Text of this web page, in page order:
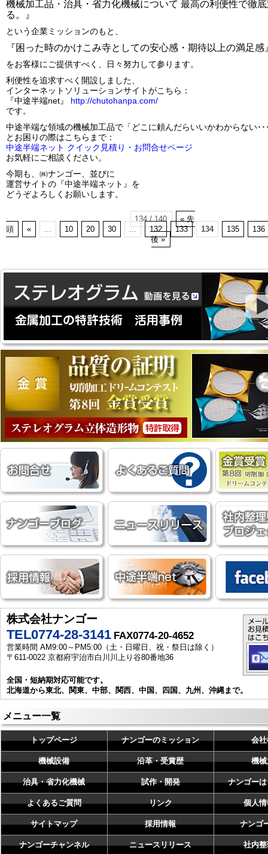
機械加工品・治具・省力化機械について 最高の利便性で徹
る。』
という企業ミッションのもと、
『困った時のかけこみ寺としての安心感・期待以上の満足感
をお客様にご提供すべく、日々努力して参ります。
利便性を追求すべく開設しました、
インターネットソリューションサイトがこちら：
『中途半端net』 http://chutohanpa.com/
です。
中途半端な領域の機械加工品で「どこに頼んだらいいかわからない･･
とお困りの際はこちらまで：
中途半端ネット クイック見積り・お問合せページ
お気軽にご相談ください。
今期も、㈱ナンゴー、並びに
運営サイトの『中途半端ネット』を
どうぞよろしくお願いします。
134 / 140
« 先
頭
« ... 10 20 30 ... 132 133 134 135
136
後 »
株式会社ナンゴー
TEL0774-28-3141 FAX0774-20-4652
営業時間 AM9:00～PM5:00（土・日曜日、祝・祭日は除く）
〒611-0022 京都府宇治市白川川上り谷80番地36
全国・短納期対応可能です。
北海道から東北、関東、中部、関西、中国、四国、九州、沖縄まで。
メニュー一覧
トップページ ナンゴーのミッション 会
機械設備 沿革・受賞歴 機
治具・省力化機械 試作・開発 ナンゴー
よくあるご質問 リンク 個人
サイトマップ 採用情報 ナンゴ
ナンゴーチャンネル ニュースリリース 社内